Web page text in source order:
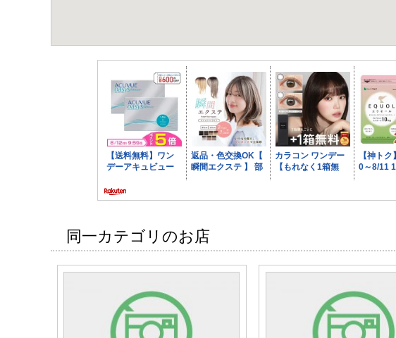
同一カテゴリのお店